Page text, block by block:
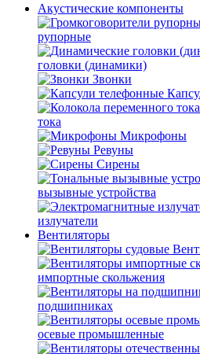
Акустические компоненты
рупорные
головки (динамики)
Звонки
тока
Микрофоны
Ревуны
Сирены
вызывные устройства
излучатели
Вентиляторы
импортные скольжения
подшипниках
осевые промышленные